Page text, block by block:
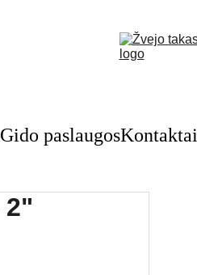
Gido paslaugosKontaktai